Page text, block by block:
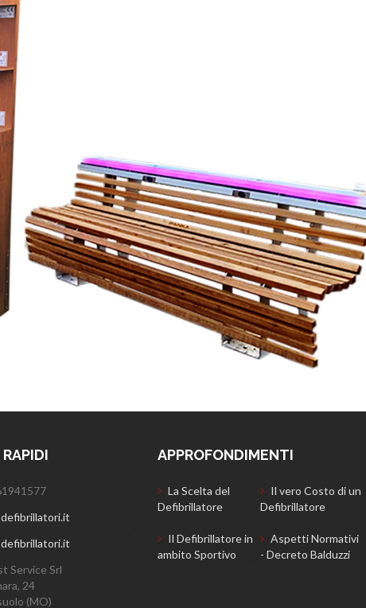
Service Srl
24
(MO)
APPROFONDIMENTI
La Scelta del
Defibrillatore
Il vero Costo di un
Defibrillatore
Il Defibrillatore in
ambito Sportivo
Aspetti Normativi
- Decreto Balduzzi